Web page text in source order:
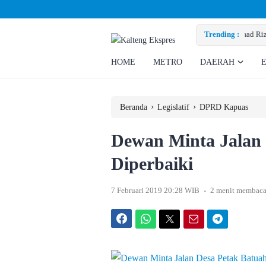
Trending :
Perusahaan Penuhi Hak Ratusan Eks Pekerja
HOME METRO DAERAH
Beranda › Legislatif › DPRD Kapuas
Dewan Minta Jalan
Diperbaiki
7 Februari 2019 20:28 WIB . 2 menit membaca